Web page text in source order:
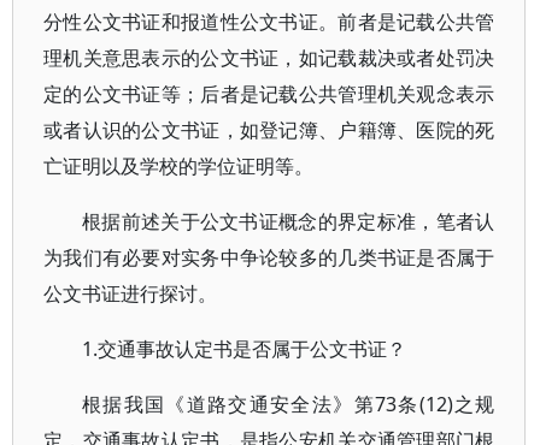
分性公文书证和报道性公文书证。前者是记载公共管
理机关意思表示的公文书证，如记载裁决或者处罚决
定的公文书证等；后者是记载公共管理机关观念表示
或者认识的公文书证，如登记簿、户籍簿、医院的死
亡证明以及学校的学位证明等。
根据前述关于公文书证概念的界定标准，笔者认
为我们有必要对实务中争论较多的几类书证是否属于
公文书证进行探讨。
1.交通事故认定书是否属于公文书证？
根据我国《道路交通安全法》第73条(12)之规